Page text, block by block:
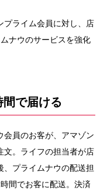
プライム会員に対し、店
ナウのサービスを強化
間で届ける
会員のお客が、アマゾン
文。ライフの担当者が店
、プライムナウの配送担
間でお客に配送。決済